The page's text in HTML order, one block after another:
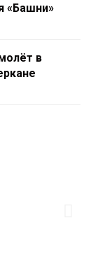
«Башни»
в